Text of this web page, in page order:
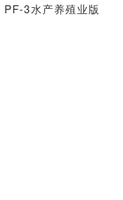
3水产养殖业版